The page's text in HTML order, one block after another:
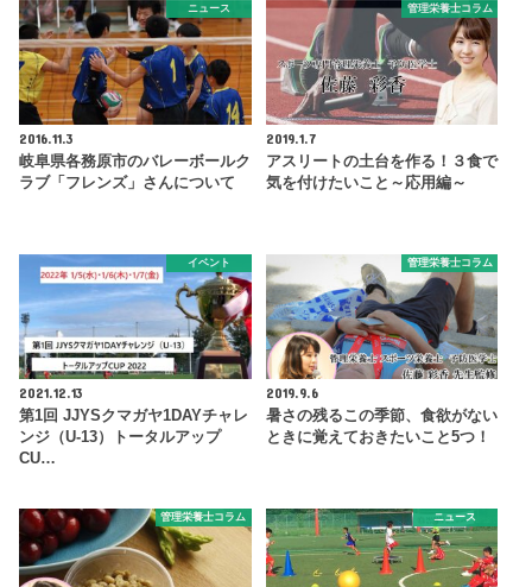
ニュース
2016.11.3
岐阜県各務原市のバレーボールク
ラブ「フレンズ」さんについて
管理栄養士コラム
2019.1.7
アスリートの土台を作る！３食で
気を付けたいこと～応用編～
イベント
2021.12.13
第1回 JJYSクマガヤ1DAYチャレ
ンジ（U-13）トータルアップ
CU…
管理栄養士コラム
2019.9.6
暑さの残るこの季節、食欲がない
ときに覚えておきたいこと5つ！
管理栄養士コラム ニュース